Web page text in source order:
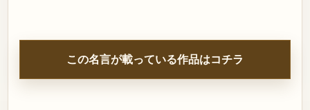
この名言が載っている作品はコチラ